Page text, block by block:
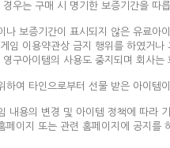
우는 구매 시 명기한 보증기간을
보증기간이 표시되지 않은 유료
임 이용약관상 금지 행위를 하였거
구아이템의 사용도 중지되며 회사
하여 타인으로부터 선물 받은 아이
내용의 변경 및 아이템 정책에 따라
페이지 또는 관련 홈페이지에 공지